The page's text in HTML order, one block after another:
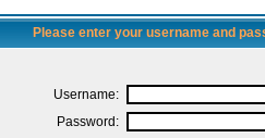
Please enter your username and
Username:
Password: